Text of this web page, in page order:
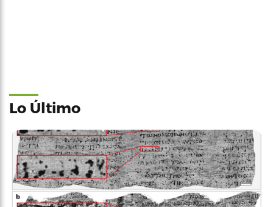
Lo Último